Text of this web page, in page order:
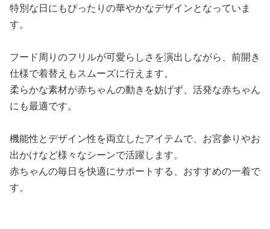
特別な日にもぴったりの華やかなデザインとなっていま
す。
フード周りのフリルが可愛らしさを演出しながら、前開き
仕様で着替えもスムーズに行えます。
柔らかな素材が赤ちゃんの動きを妨げず、活発な赤ちゃん
にも最適です。
機能性とデザイン性を両立したアイテムで、お宮参りやお
出かけなど様々なシーンで活躍します。
赤ちゃんの毎日を快適にサポートする、おすすめの一着で
す。